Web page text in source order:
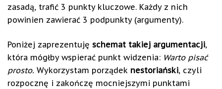
zasadą, trafić 3 punkty kluczowe. Każdy z nich
powinien zawierać 3 podpunkty (argumenty).
Poniżej zaprezentuję schemat takiej argumentacji,
która mógłby wspierać punkt widzenia: Warto pisać
prosto. Wykorzystam porządek nestoriański, czyli
rozpocznę i zakończę mocniejszymi punktami